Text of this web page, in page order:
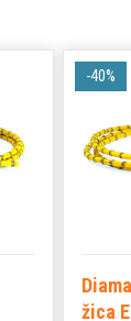
žica
-40%